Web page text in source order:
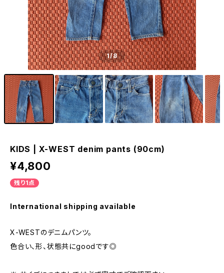
1/8
KIDS | X-WEST denim pants (90cm)
¥4,800
残り1点
International shipping available
X-WESTのデニムパンツ。
色合い、形、状態共にgoodです◎